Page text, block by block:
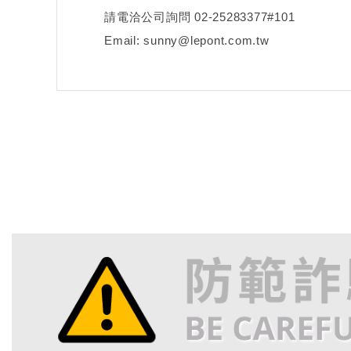
請電洽公司詢問 02-25283377#101
Email: sunny@lepont.com.tw